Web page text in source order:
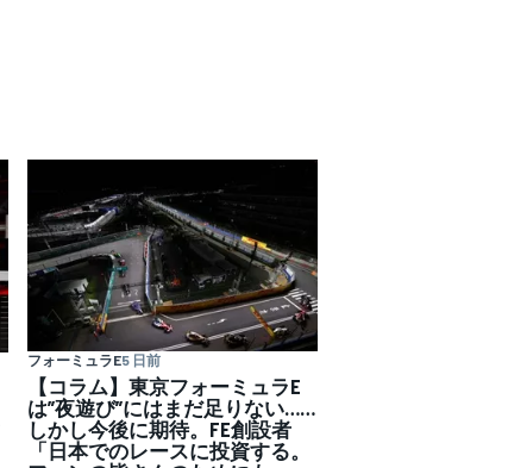
フォーミュラE5 日前
【コラム】東京フォーミュラE
は”夜遊び”にはまだ足りない……
しかし今後に期待。FE創設者
「日本でのレースに投資する。